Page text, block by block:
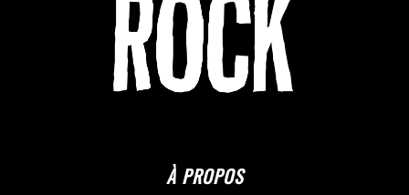
À PROPOS